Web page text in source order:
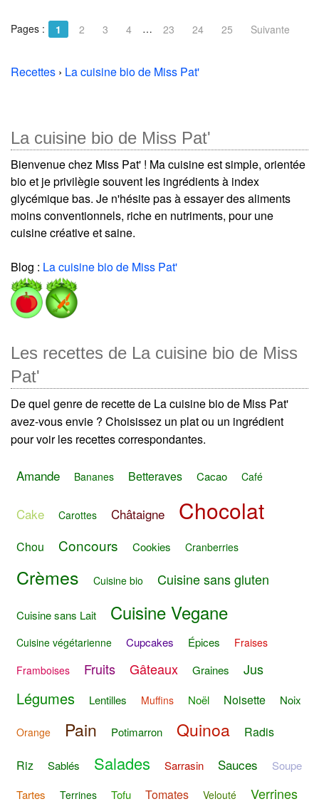
Pages : 1 2 3 4 … 23 24 25 Suivante
Recettes › La cuisine bio de Miss Pat'
La cuisine bio de Miss Pat'
Bienvenue chez Miss Pat' ! Ma cuisine est simple, orientée
bio et je privilègie souvent les ingrédients à index
glycémique bas. Je n'hésite pas à essayer des aliments
moins conventionnels, riche en nutriments, pour une
cuisine créative et saine.
Blog : La cuisine bio de Miss Pat'
Les recettes de La cuisine bio de Miss
Pat'
De quel genre de recette de La cuisine bio de Miss Pat'
avez-vous envie ? Choisissez un plat ou un ingrédient
pour voir les recettes correspondantes.
Amande Bananes Betteraves Cacao Café
Cake Carottes Châtaigne Chocolat
Chou Concours Cookies Cranberries
Crèmes Cuisine bio Cuisine sans gluten
Cuisine sans Lait Cuisine Vegane
Cuisine végétarienne Cupcakes Épices
Fraises
Framboises
Fruits Gâteaux Graines Jus
Légumes Lentilles Muffins Noël Noisette Noix
Orange Pain Potimarron Quinoa Radis
Riz Sablés Salades Sarrasin Sauces
Soupe
Tartes
Terrines Tofu Tomates Velouté Verrines